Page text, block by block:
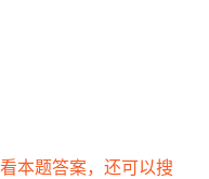
本题答案，还可以搜